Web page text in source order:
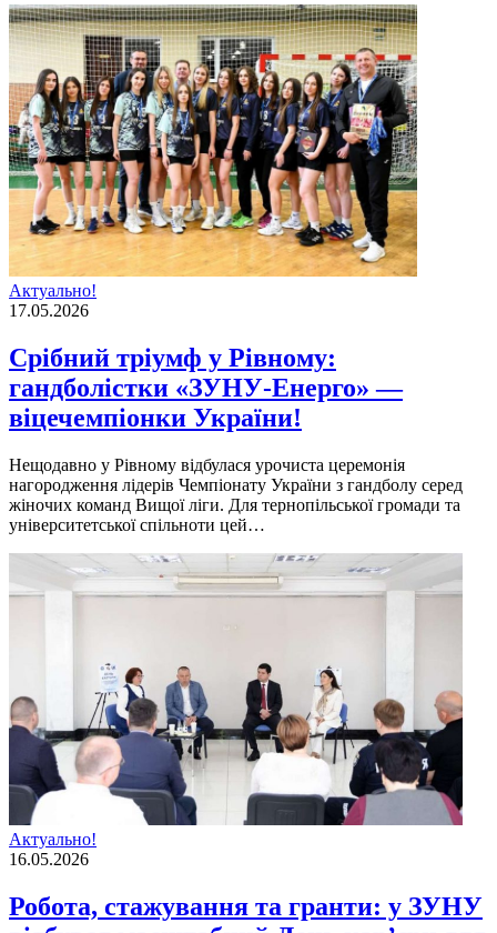
Актуально!
17.05.2026
Срібний тріумф у Рівному:
гандболістки «ЗУНУ-Енерго» —
віцечемпіонки України!
Нещодавно у Рівному відбулася урочиста церемонія
нагородження лідерів Чемпіонату України з гандболу серед
жіночих команд Вищої ліги. Для тернопільської громади та
університетської спільноти цей…
Актуально!
16.05.2026
Робота, стажування та гранти: у ЗУНУ